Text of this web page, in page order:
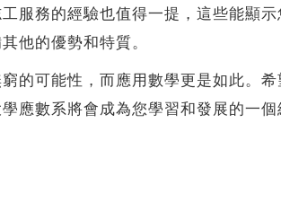
服務的經驗也值得一提，這些能顯
他的優勢和特質。
可能性，而應用數學更是如此。希
應數系將會成為您學習和發展的一